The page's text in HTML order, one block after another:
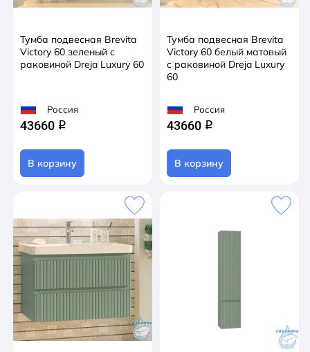
Тумба подвесная Brevita
Victory 60 зеленый с
раковиной Dreja Luxury 60
Россия
43660 q
В корзину
Тумба подвесная Brevita
Victory 60 белый матовый
с раковиной Dreja Luxury
60
Россия
43660 q
В корзину